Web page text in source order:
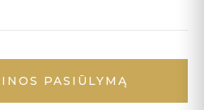
PASIŪLYMĄ